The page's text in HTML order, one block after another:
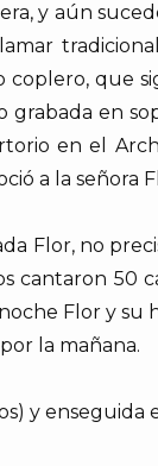
y aún
coplero, que
grabada en
en el
a la señora
Flor, no
cantaron 50
Flor y su
la mañana.
y enseguida